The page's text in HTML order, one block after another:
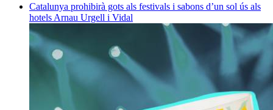
Catalunya prohibirà gots als festivals i sabons d’un sol ús als
hotels Arnau Urgell i Vidal